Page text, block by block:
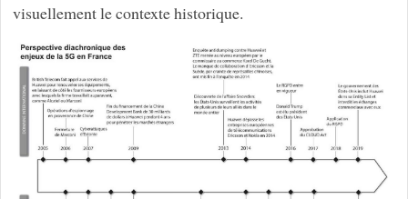
visuellement le contexte historique.